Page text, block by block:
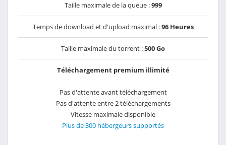
Taille maximale de la queue :999
Temps de download et d'upload maximal :96 Heures
Taille maximale du torrent :500 Go
Téléchargement premium illimité
Pas d'attente avant téléchargement
Pas d'attente entre 2 téléchargements
Vitesse maximale disponible
Plus de 300 hébergeurs supportés